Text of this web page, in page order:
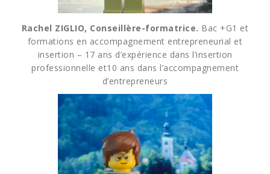
Rachel ZIGLIO, Conseillère-formatrice. Bac +G1 et
formations en accompagnement entrepreneurial et
insertion – 17 ans d’expérience dans l’insertion
professionnelle et10 ans dans l’accompagnement
d’entrepreneurs